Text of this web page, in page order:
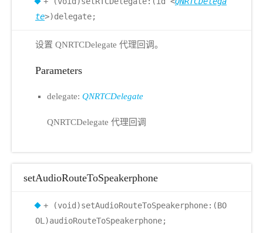
te>)delegate;
设置 QNRTCDelegate 代理回调。
Parameters
delegate: QNRTCDelegate
QNRTCDelegate 代理回调
setAudioRouteToSpeakerphone
+ (void)setAudioRouteToSpeakerphone:(BO
OL)audioRouteToSpeakerphone;